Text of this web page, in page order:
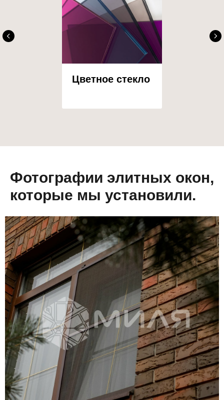
Цветное стекло
Фотографии элитных окон,
которые мы установили.